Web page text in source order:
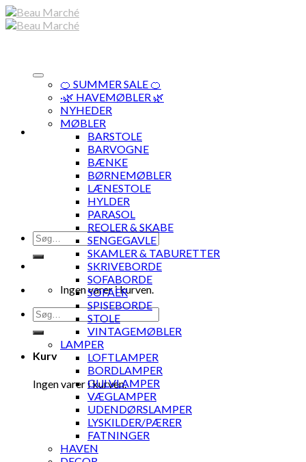
Skip
to
Søg
efter:
Ingen varer i kurven.
Søg
efter:
Kurv
Ingen varer i kurven.
🍊 SUMMER SALE 🍊
·🌿 HAVEMØBLER 🌿
NYHEDER
MØBLER
BARSTOLE
BARVOGNE
BÆNKE
BØRNEMØBLER
LÆNESTOLE
HYLDER
PARASOL
REOLER & SKABE
SENGEGAVLE
SKAMLER & TABURETTER
SKRIVEBORDE
SOFABORDE
SOFAER
SPISEBORDE
STOLE
VINTAGEMØBLER
LAMPER
LOFTLAMPER
BORDLAMPER
GULVLAMPER
VÆGLAMPER
UDENDØRSLAMPER
LYSKILDER/PÆRER
FATNINGER
HAVEN